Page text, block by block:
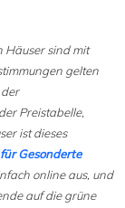
Häuser sind mit
gelten
Preistabelle,
ist dieses
Gesonderte
online aus, und
auf die grüne